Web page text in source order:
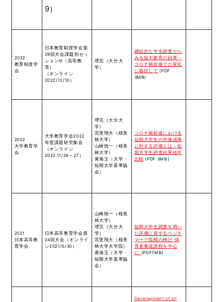
9）
2022
教育制度学
会
日本教育制度学会第
29回大会課題別セッ
ションⅢ（高等教
育）
（オンライン
2022/12/10）
堺完（大分大
学）
継続的な学生調査から
みる短大教育の効果－
コロナ禍前後での変化
に着目して (PDF
3MB)
2022
大学教育学
会
大学教育学会2022
年度課題研究集会
（オンライン
2022.11/26～27）
堺完（大分大
学）
宮里翔大（桜美
林大学）
山崎慎一（桜美
林大学）
黄海玉（大学・
短期大学基準協
会）
コロナ禍前後における
短期大学生の学修成果
に対する評価とは－短
期大学生調査結果経年
比較 (PDF 3MB)
2021
日本高等教
育学会
日本高等教育学会第
24回大会（オンライ
ン2021/5/30）
山崎慎一（桜美
林大学）
堺完（大分大
学）
宮里翔大（桜美
林大学大学院）
黄海玉（大学・
短期大学基準協
会）
短期大学生調査を用い
た評価に資するベンチ
マーク指標の検討-保
育者養成課程を中心
に- (PDF1MB)
Development of an